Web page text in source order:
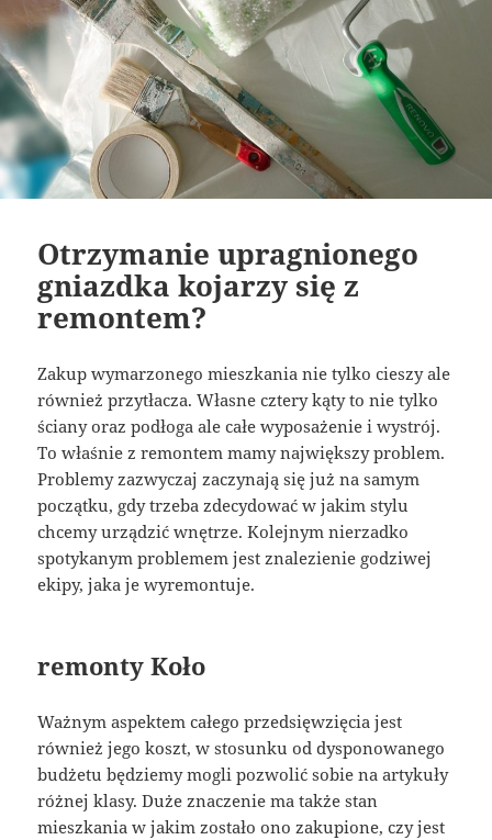
Otrzymanie upragnionego
gniazdka kojarzy się z
remontem?
Zakup wymarzonego mieszkania nie tylko cieszy ale
również przytłacza. Własne cztery kąty to nie tylko
ściany oraz podłoga ale całe wyposażenie i wystrój.
To właśnie z remontem mamy największy problem.
Problemy zazwyczaj zaczynają się już na samym
początku, gdy trzeba zdecydować w jakim stylu
chcemy urządzić wnętrze. Kolejnym nierzadko
spotykanym problemem jest znalezienie godziwej
ekipy, jaka je wyremontuje.
remonty Koło
Ważnym aspektem całego przedsięwzięcia jest
również jego koszt, w stosunku od dysponowanego
budżetu będziemy mogli pozwolić sobie na artykuły
różnej klasy. Duże znaczenie ma także stan
mieszkania w jakim zostało ono zakupione, czy jest